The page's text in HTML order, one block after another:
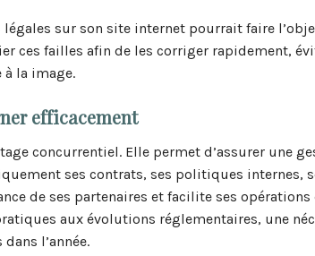
sur son site internet pourrait faire
ces failles afin de les corriger rapidement,
la image.
efficacement
concurrentiel. Elle permet d’assurer une
ses contrats, ses politiques internes,
de ses partenaires et facilite ses opérations
aux évolutions réglementaires, une
l’année.